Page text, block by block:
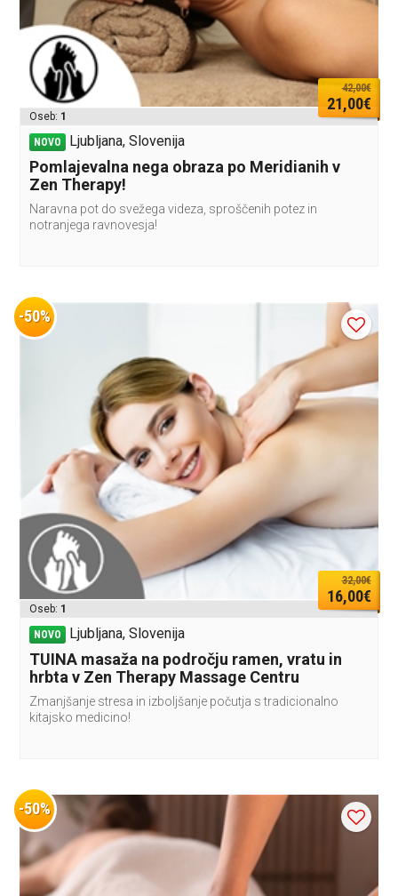
42,00€
21,00€
Oseb: 1
NOVO Ljubljana, Slovenija
Pomlajevalna nega obraza po Meridianih v
Zen Therapy!
Naravna pot do svežega videza, sproščenih potez in
notranjega ravnovesja!
-50%
32,00€
16,00€
Oseb: 1
NOVO Ljubljana, Slovenija
TUINA masaža na področju ramen, vratu in
hrbta v Zen Therapy Massage Centru
Zmanjšanje stresa in izboljšanje počutja s tradicionalno
kitajsko medicino!
-50%